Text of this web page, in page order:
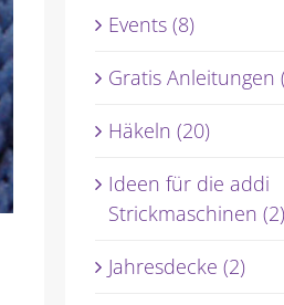
Events (8)
Gratis Anleitungen
Häkeln (20)
Ideen für die addi
Strickmaschinen (2)
Jahresdecke (2)